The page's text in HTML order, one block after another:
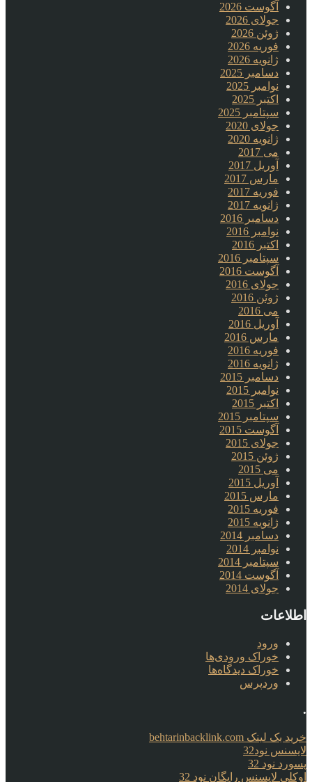
آگوست 2026
جولای 2026
ژوئن 2026
فوریه 2026
ژانویه 2026
دسامبر 2025
نوامبر 2025
اکتبر 2025
سپتامبر 2025
جولای 2020
ژانویه 2020
می 2017
آوریل 2017
مارس 2017
فوریه 2017
ژانویه 2017
دسامبر 2016
نوامبر 2016
اکتبر 2016
سپتامبر 2016
آگوست 2016
جولای 2016
ژوئن 2016
می 2016
آوریل 2016
مارس 2016
فوریه 2016
ژانویه 2016
دسامبر 2015
نوامبر 2015
اکتبر 2015
سپتامبر 2015
آگوست 2015
جولای 2015
ژوئن 2015
می 2015
آوریل 2015
مارس 2015
فوریه 2015
ژانویه 2015
دسامبر 2014
نوامبر 2014
سپتامبر 2014
آگوست 2014
جولای 2014
اطلاعات
ورود
خوراک ورودی‌ها
خوراک دیدگاه‌ها
وردپرس
.
خرید بک لینک behtarinbacklink.com
لایسنس نود32
پسورد نود 32
اوکلی لایسنس رایگان نود 32